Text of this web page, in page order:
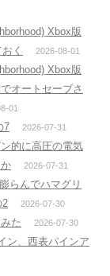
Xbox版
く
2026-08-01
Xbox版
オートセーブさ
01
7 2026-07-31
的に高圧の電気
2026-07-31
らんでハマグリ
2
2026-07-30
た 2026-07-30
ン、西表パインア